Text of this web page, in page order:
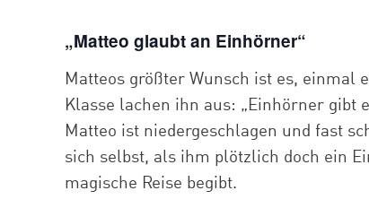
„Matteo glaubt an Einhörner“
Matteos größter Wunsch ist es, einmal
Klasse lachen ihn aus: „Einhörner gibt
Matteo ist niedergeschlagen und fast
sich selbst, als ihm plötzlich doch ein
magische Reise begibt.